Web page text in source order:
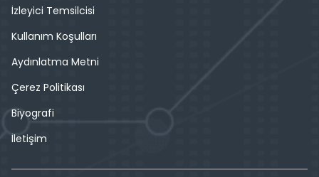
İzleyici Temsilcisi
Kullanım Koşulları
Aydınlatma Metni
Çerez Politikası
Biyografi
İletişim